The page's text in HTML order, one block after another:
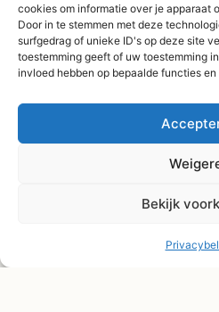
cookies om informatie over je apparaat
Door in te stemmen met deze
surfgedrag of unieke ID's op deze site
toestemming geeft of uw toestemming
invloed hebben op bepaalde functies
Bekijk
WhatsApp &
Maandag
donderdag:
20:00
09:00 -
Gratis
vanaf
4
178C,